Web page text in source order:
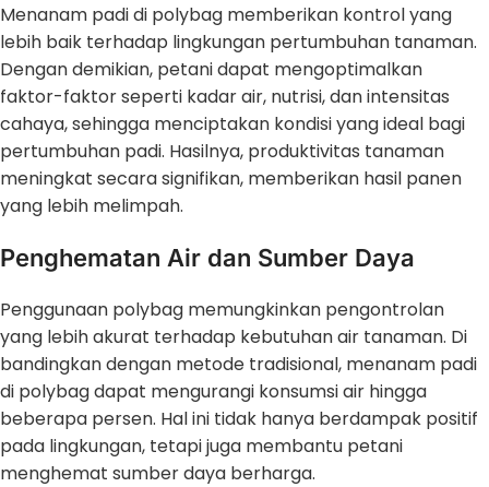
Menanam padi di polybag memberikan kontrol yang
lebih baik terhadap lingkungan pertumbuhan tanaman.
Dengan demikian, petani dapat mengoptimalkan
faktor-faktor seperti kadar air, nutrisi, dan intensitas
cahaya, sehingga menciptakan kondisi yang ideal bagi
pertumbuhan padi. Hasilnya, produktivitas tanaman
meningkat secara signifikan, memberikan hasil panen
yang lebih melimpah.
Penghematan Air dan Sumber Daya
Penggunaan polybag memungkinkan pengontrolan
yang lebih akurat terhadap kebutuhan air tanaman. Di
bandingkan dengan metode tradisional, menanam padi
di polybag dapat mengurangi konsumsi air hingga
beberapa persen. Hal ini tidak hanya berdampak positif
pada lingkungan, tetapi juga membantu petani
menghemat sumber daya berharga.